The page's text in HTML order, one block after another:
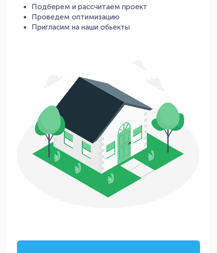
Подберем и рассчитаем проект
Проведем оптимизацию
Пригласим на наши обьекты